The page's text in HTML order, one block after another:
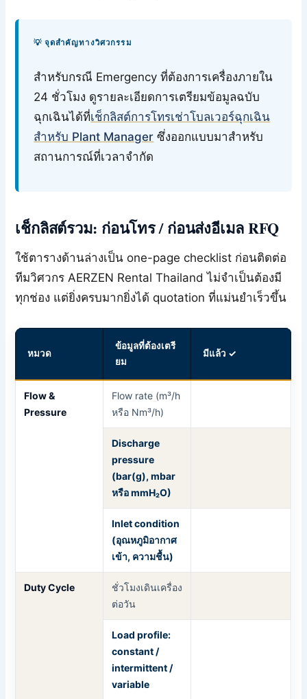
💡 จุดสำคัญทางวิศวกรรม
สำหรับกรณี Emergency ที่ต้องการเครื่องภายใน
24 ชั่วโมง ดูรายละเอียดการเตรียมข้อมูลฉบับ
ฉุกเฉินได้ที่เช็กลิสต์การโทรเช่าโบลเวอร์ฉุกเฉิน
สำหรับ Plant Manager ซึ่งออกแบบมาสำหรับ
สถานการณ์ที่เวลาจำกัด
เช็กลิสต์รวม: ก่อนโทร / ก่อนส่งอีเมล RFQ
ใช้ตารางด้านล่างเป็น one-page checklist ก่อนติดต่อ
ทีมวิศวกร AERZEN Rental Thailand ไม่จำเป็นต้องมี
ทุกช่อง แต่ยิ่งครบมากยิ่งได้ quotation ที่แม่นยำเร็วขึ้น
หมวด
ข้อมูลที่ต้องเตรี
ยม
มีแล้ว ✓
Flow &
Pressure
Flow rate (m³/h
หรือ Nm³/h)
Discharge
pressure
(bar(g), mbar
หรือ mmH₂O)
Inlet condition
(อุณหภูมิอากาศ
เข้า, ความชื้น)
Duty Cycle
ชั่วโมงเดินเครื่อง
ต่อวัน
Load profile:
constant /
intermittent /
variable